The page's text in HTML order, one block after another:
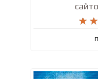
 
 